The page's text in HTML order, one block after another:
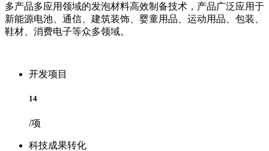
多产品多应用领域的发泡材料高效制备技术，产品广泛应用于
新能源电池、通信、建筑装饰、婴童用品、运动用品、包装、
鞋材、消费电子等众多领域。
开发项目
14
/项
科技成果转化